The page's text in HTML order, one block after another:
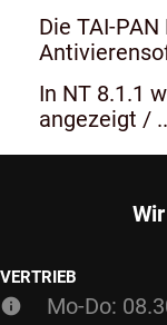
Die TAI-
In NT 8.1.1
angezeigt /
VERTRIEB
Mo-Do: